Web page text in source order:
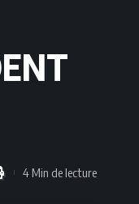
4 Min de lecture